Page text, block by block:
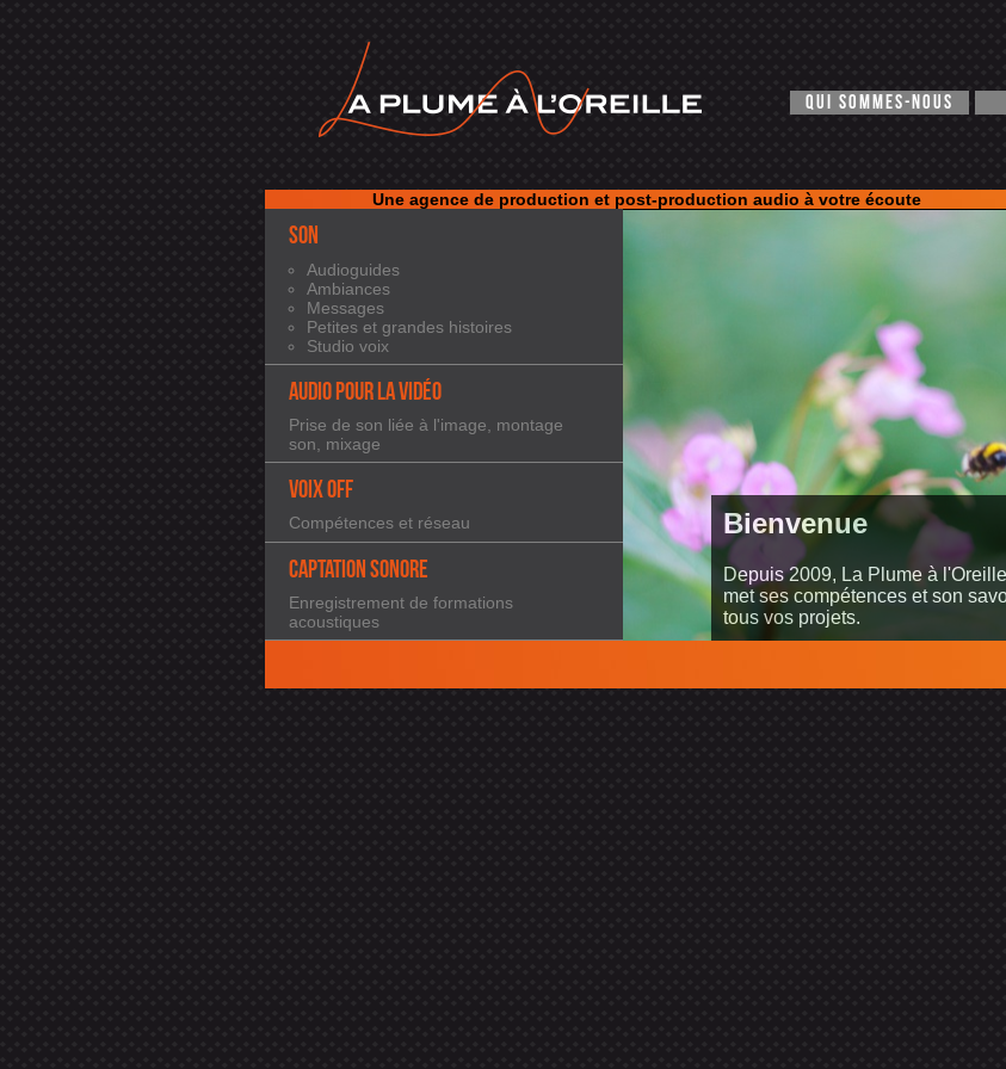
QUI SOMMES-NOUS
Une agence de production et post-production audio à votre écoute
SON
Audioguides
Ambiances
Messages
Petites et grandes histoires
Studio voix
AUDIO POUR LA VIDÉO
Prise de son liée à l'image, montage
son, mixage
VOIX OFF
Compétences et réseau
CAPTATION SONORE
Enregistrement de formations
acoustiques
Bienvenue
Depuis 2009, La Plume à
met ses compétences et son
tous vos projets.